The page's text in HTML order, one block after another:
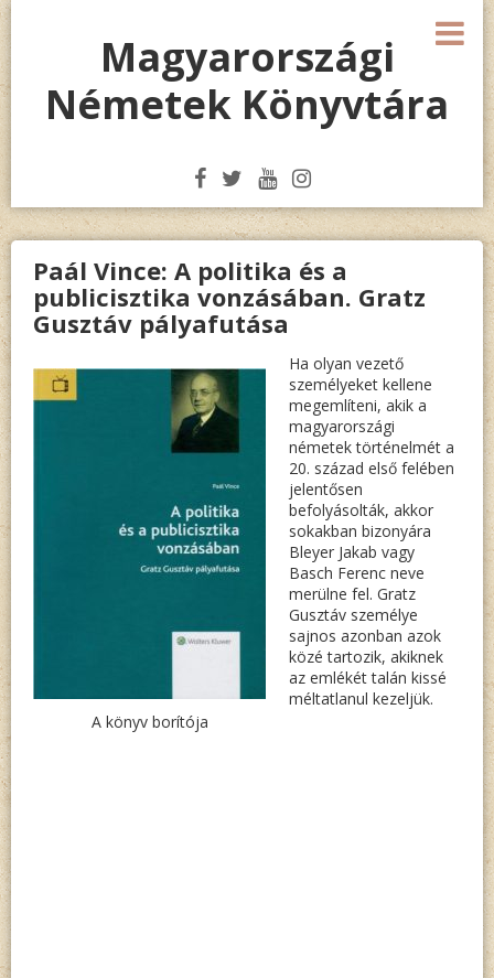
Megszakítás
Magyarországi
Németek Könyvtára
Paál Vince: A politika és a
publicisztika vonzásában. Gratz
Gusztáv pályafutása
A könyv borítója
Ha olyan vezető
személyeket kellene
megemlíteni, akik a
magyarországi
németek történelmét a
20. század első felében
jelentősen
befolyásolták, akkor
sokakban bizonyára
Bleyer Jakab vagy
Basch Ferenc neve
merülne fel. Gratz
Gusztáv személye
sajnos azonban azok
közé tartozik, akiknek
az emlékét talán kissé
méltatlanul kezeljük.